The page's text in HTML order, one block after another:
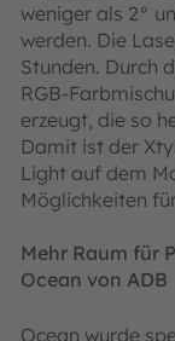
weniger als 2°
werden. Die
Stunden. Durch
RGB-
erzeugt, die so
Damit ist der
Light auf dem
Möglichkeiten
Mehr Raum für
Ocean von ADB
Ocean wurde